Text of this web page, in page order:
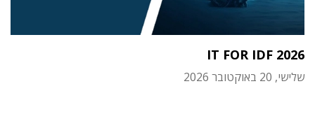
IT FOR IDF 2026
שלישי, 20 באוקטובר 2026